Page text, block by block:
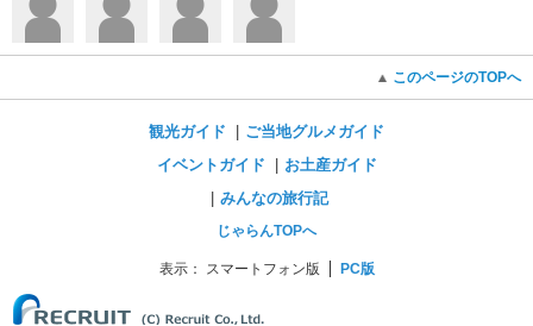
このページのTOPへ
観光ガイド
ご当地グルメガイド
イベントガイド
お土産ガイド
みんなの旅行記
じゃらんTOPへ
表示： スマートフォン版 PC版